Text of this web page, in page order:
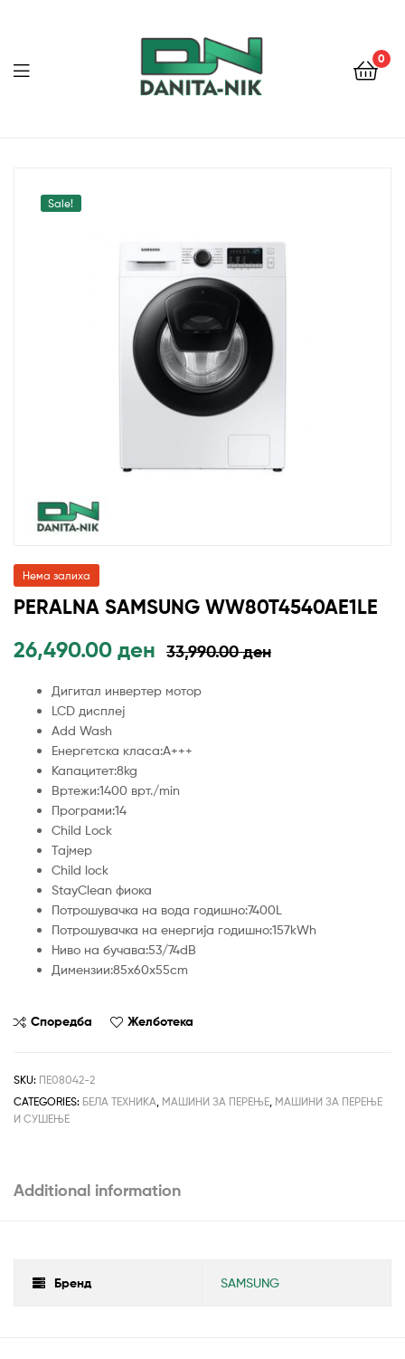
0
Sale!
Нема залиха
PERALNA SAMSUNG WW80T4540AE1LE
33,990.00ден
26,490.00 ден
Дигитал инвертер мотор
LCD дисплеј
Add Wash
Енергетска класа:А+++
Капацитет:8kg
Вртежи:1400 врт./min
Програми:14
Child Lock
Тајмер
Child lock
StayClean фиока
Потрошувачка на вода годишно:7400L
Потрошувачка на енергија годишно:157kWh
Ниво на бучава:53/74dB
Димензии:85x60x55cm
Споредба Желботека
SKU: ПЕ08042-2
CATEGORIES: БЕЛА ТЕХНИКА МАШИНИ ЗА ПЕРЕЊЕ МАШИНИ ЗА ПЕРЕЊЕ
И СУШЕЊЕ
Additional information
Бренд SAMSUNG